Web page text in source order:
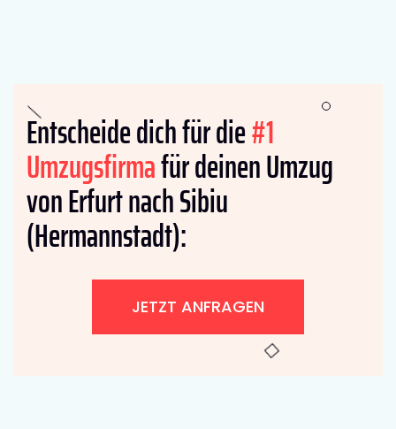
Entscheide dich für die#1
Umzugsfirmafür deinen Umzug
von Erfurt nach Sibiu
(Hermannstadt):
JETZT ANFRAGEN